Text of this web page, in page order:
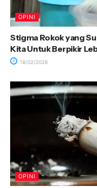
OPINI
Stigma Rokok yang
Kita Untuk Berpikir
18/02/2026
OPINI